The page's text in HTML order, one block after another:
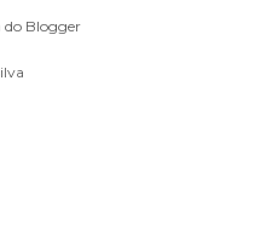
do Blogger